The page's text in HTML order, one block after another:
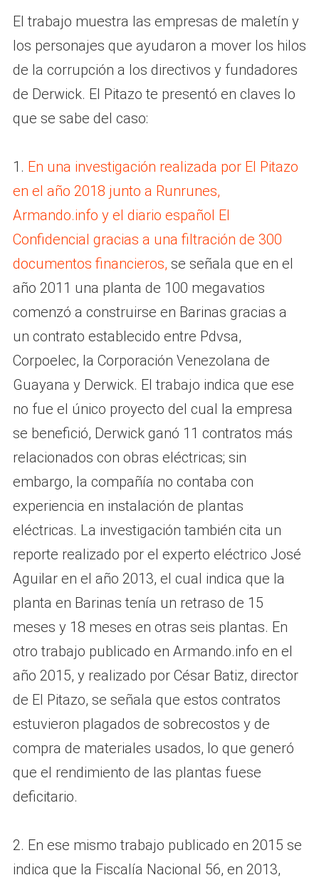
El trabajo muestra las empresas de maletín y
los personajes que ayudaron a mover los hilos
de la corrupción a los directivos y fundadores
de Derwick. El Pitazo te presentó en claves lo
que se sabe del caso:
1. En una investigación realizada por El Pitazo
en el año 2018 junto a Runrunes,
Armando.info y el diario español El
Confidencial gracias a una filtración de 300
documentos financieros, se señala que en el
año 2011 una planta de 100 megavatios
comenzó a construirse en Barinas gracias a
un contrato establecido entre Pdvsa,
Corpoelec, la Corporación Venezolana de
Guayana y Derwick. El trabajo indica que ese
no fue el único proyecto del cual la empresa
se benefició, Derwick ganó 11 contratos más
relacionados con obras eléctricas; sin
embargo, la compañía no contaba con
experiencia en instalación de plantas
eléctricas. La investigación también cita un
reporte realizado por el experto eléctrico José
Aguilar en el año 2013, el cual indica que la
planta en Barinas tenía un retraso de 15
meses y 18 meses en otras seis plantas. En
otro trabajo publicado en Armando.info en el
año 2015, y realizado por César Batiz, director
de El Pitazo, se señala que estos contratos
estuvieron plagados de sobrecostos y de
compra de materiales usados, lo que generó
que el rendimiento de las plantas fuese
deficitario.
2. En ese mismo trabajo publicado en 2015 se
indica que la Fiscalía Nacional 56, en 2013,